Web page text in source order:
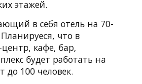
этажей.
в себя отель на 70-
что в
кафе, бар,
будет работать на
до 100 человек.